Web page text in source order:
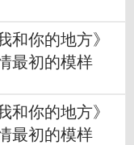
和你的地方》
最初的模样
和你的地方》
最初的模样